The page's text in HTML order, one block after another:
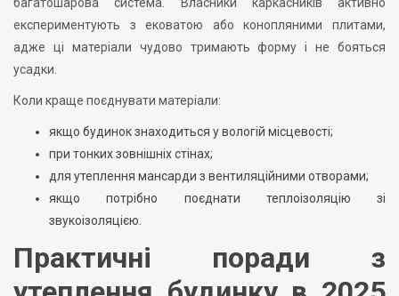
багатошарова система. Власники каркасників активно
експериментують з ековатою або конопляними плитами,
адже ці матеріали чудово тримають форму і не бояться
усадки.
Коли краще поєднувати матеріали:
якщо будинок знаходиться у вологій місцевості;
при тонких зовнішніх стінах;
для утеплення мансарди з вентиляційними отворами;
якщо потрібно поєднати теплоізоляцію зі
звукоізоляцією.
Практичні поради з